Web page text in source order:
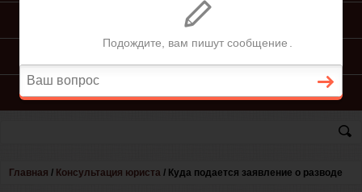
ПОДАЧА ИСКА
КОНСУЛЬТАЦИЯ ЮРИСТА
Главная / Консультация юриста / Куда подается заявление о разводе